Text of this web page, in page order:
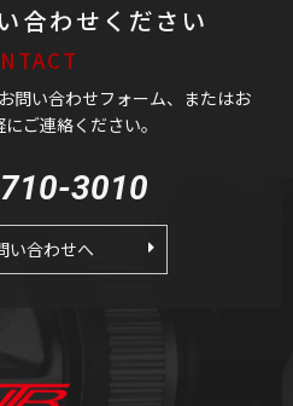
合わせください
問い合わせフォーム、またはお
ご連絡ください。
3010
い合わせへ